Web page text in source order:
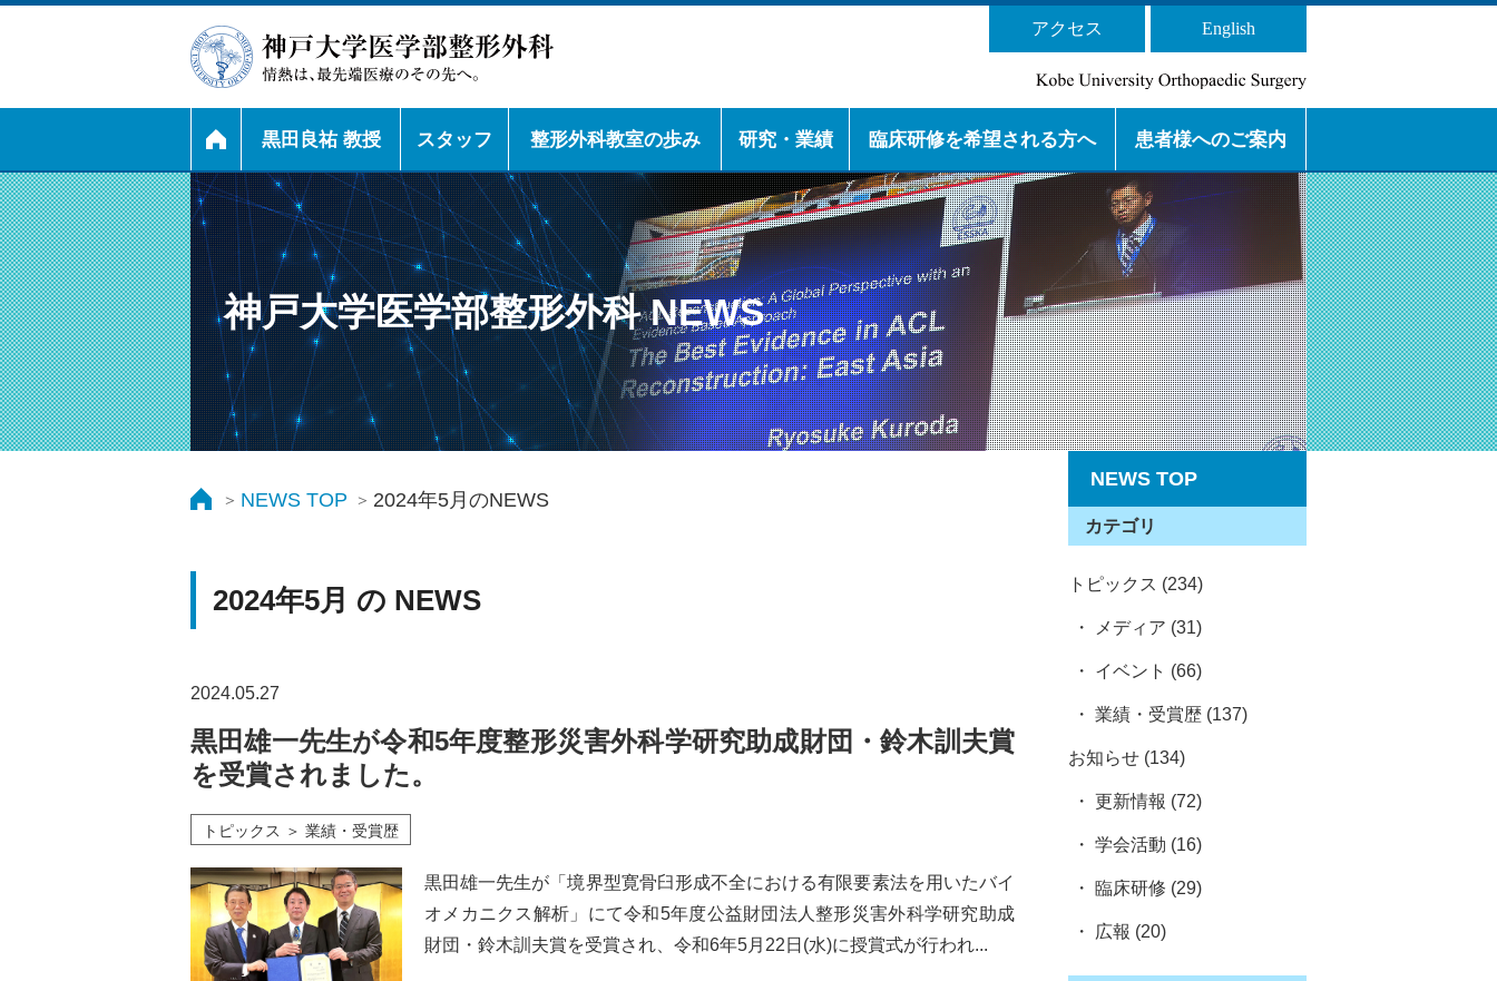
アクセス English
黒田良祐 教授 スタッフ 整形外科教室の歩み
教室の歴史
教室の学会活動
研究・業績
下肢スポーツ
脊椎
下肢人工関節
腫瘍
上肢
外傷
リウマチ
臨床研修を希望される方へ
神戸大学整形外科 専門研修プログラムの 目的と特
徴
研修プログラムの 基幹施設と連携施設
診療科長補佐（医局長） からのメッセージ
後期研修医の先輩 からのメッセージ
女性医師からのメッセージ
留学生からのメッセージ
チームドクターの紹介
クラブ活動の紹介
患者様へのご案内
外来診療・ アクセスのご案
内
看護師からのお知らせ
下肢スポーツ
脊椎
下肢人工関節
腫瘍
上肢
外傷
リウマチ
神戸大学医学部整形外科 NEWS
NEWS TOP 2024年5月のNEWS
NEWS TOP
カテゴリ
トピックス (234)
・ メディア (31)
・ イベント (66)
・ 業績・受賞歴 (137)
お知らせ (134)
・ 更新情報 (72)
・ 学会活動 (16)
・ 臨床研修 (29)
・ 広報 (20)
2024年5月 の NEWS
2024.05.27
黒田雄一先生が令和5年度整形災害外科学研究助成財団・鈴木訓夫賞
を受賞されました。
トピックス ＞ 業績・受賞歴
黒田雄一先生が「境界型寛骨臼形成不全における有限要素法を用いたバイ
オメカニクス解析」にて令和5年度公益財団法人整形災害外科学研究助成
財団・鈴木訓夫賞を受賞され、令和6年5月22日(水)に授賞式が行われ...